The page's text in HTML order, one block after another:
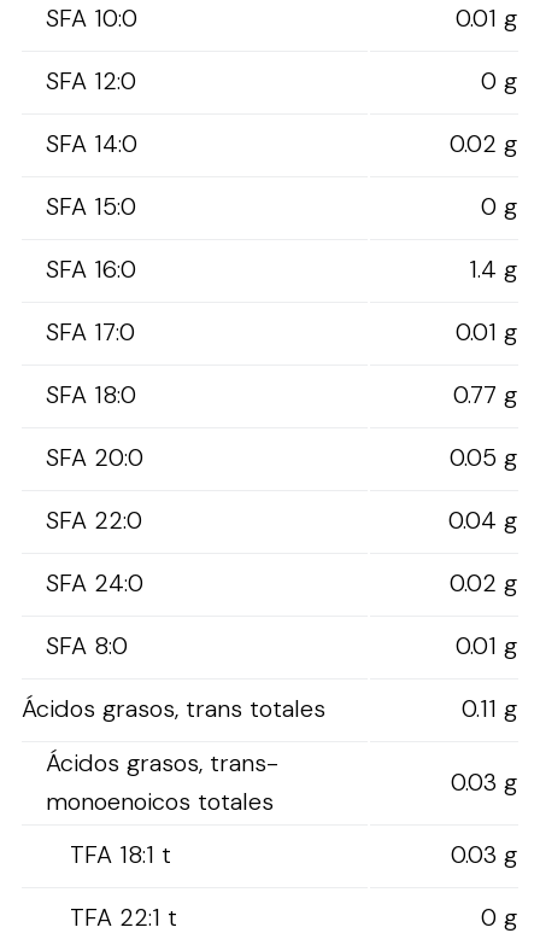
SFA 10:0
0.01 g
SFA 12:0
0 g
SFA 14:0
0.02 g
SFA 15:0
0 g
SFA 16:0
1.4 g
SFA 17:0
0.01 g
SFA 18:0
0.77 g
SFA 20:0
0.05 g
SFA 22:0
0.04 g
SFA 24:0
0.02 g
SFA 8:0
0.01 g
Ácidos grasos, trans totales
0.11 g
Ácidos grasos, trans-
monoenoicos totales
0.03 g
TFA 18:1 t
0.03 g
TFA 22:1 t
0 g